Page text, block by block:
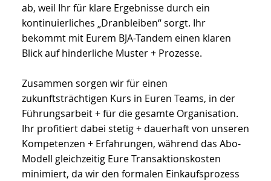
ab, weil Ihr für klare Ergebnisse durch ein
kontinuierliches „Dranbleiben“ sorgt. Ihr
bekommt mit Eurem BJA-Tandem einen klaren
Blick auf hinderliche Muster + Prozesse.
Zusammen sorgen wir für einen
zukunftsträchtigen Kurs in Euren Teams, in der
Führungsarbeit + für die gesamte Organisation.
Ihr profitiert dabei stetig + dauerhaft von unseren
Kompetenzen + Erfahrungen, während das Abo-
Modell gleichzeitig Eure Transaktionskosten
minimiert, da wir den formalen Einkaufsprozess